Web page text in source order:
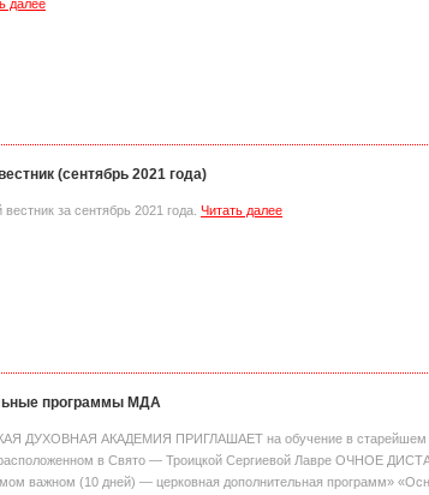
далее
(сентябрь 2021 года)
вестник за сентябрь 2021 года.Читать далее
программы МДА
ДУХОВНАЯ АКАДЕМИЯ ПРИГЛАШАЕТ на обучение в старейшем
в Свято — Троицкой Сергиевой Лавре ОЧНОЕ
важном (10 дней) — церковная дополнительная программ»